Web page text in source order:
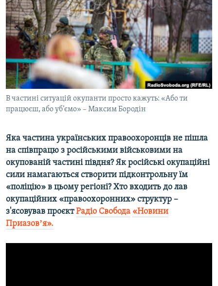
ДЕПОРТАЦІЯ
ВІДЕОУРОКИ «ELIFBE»
СВІДЧЕННЯ ОКУПАЦІЇ
УКРАЇНСЬКА ПРОБЛЕМА КРИМУ
ІНФОГРАФІКА
ЯК ОБІЙТИ БЛОКУВАННЯ
Русский
Qırımtatar
ДОЛУЧАЙСЯ!
В частині ситуацій окупанти просто кажуть: «Або ти
працюєш, або уб’ємо» – Максим Бородін
Яка частина українських правоохоронців не пішла
на співпрацю з російськими військовими на
окупованій частині півдня? Як російські окупаційні
сили намагаються створити підконтрольну їм
«поліцію» в цьому регіоні? Хто входить до лав
окупаційних «правоохоронних» структур –
з'ясовував проєктРадіо Свобода «Новини
Приазовʼя».